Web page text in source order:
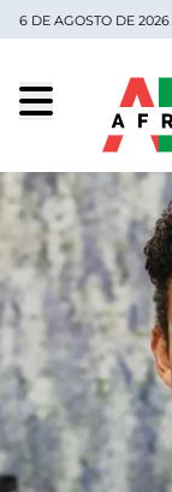
6 DE AGOSTO DE 2026